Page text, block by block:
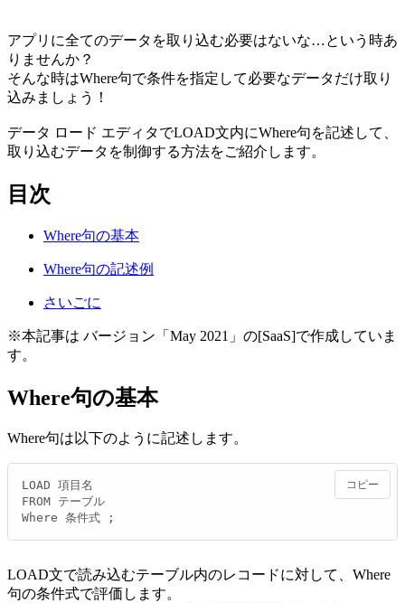
アプリに全てのデータを取り込む必要はないな…という時あ
りませんか？
そんな時はWhere句で条件を指定して必要なデータだけ取り
込みましょう！
データ ロード エディタでLOAD文内にWhere句を記述して、
取り込むデータを制御する方法をご紹介します。
目次
Where句の基本
Where句の記述例
さいごに
※本記事は バージョン「May 2021」の[SaaS]で作成していま
す。
Where句の基本
Where句は以下のように記述します。
LOAD 項目名
FROM テーブル
Where 条件式 ;
コピー
LOAD文で読み込むテーブル内のレコードに対して、Where
句の条件式で評価します。